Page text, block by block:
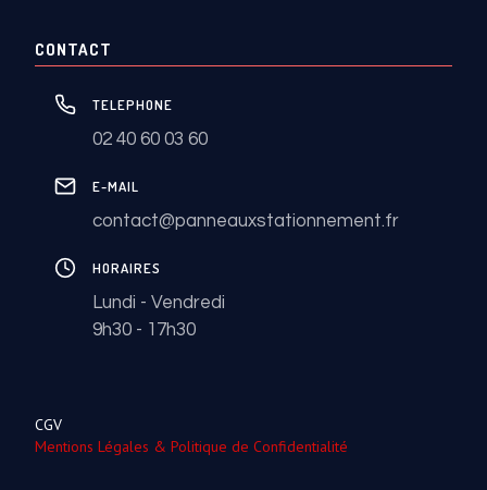
CONTACT
TELEPHONE
02 40 60 03 60
E-MAIL
contact@panneauxstationnement.fr
HORAIRES
Lundi - Vendredi
9h30 - 17h30
CGV
Mentions Légales & Politique de Confidentialité